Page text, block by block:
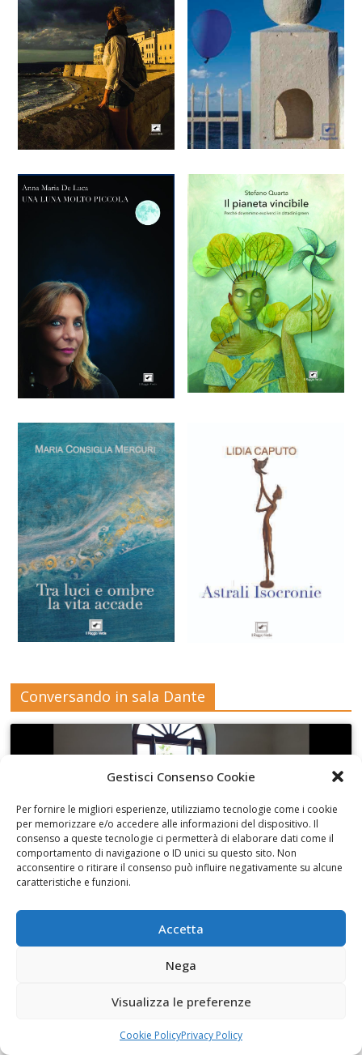
Gestisci Consenso Cookie
Per fornire le migliori esperienze, utilizziamo tecnologie come i cookie
per memorizzare e/o accedere alle informazioni del dispositivo. Il
consenso a queste tecnologie ci permetterà di elaborare dati come il
comportamento di navigazione o ID unici su questo sito. Non
acconsentire o ritirare il consenso può influire negativamente su alcune
caratteristiche e funzioni.
Accetta
Nega
Visualizza le preferenze
Cookie PolicyPrivacy Policy
Conversando in sala Dante
abilitare questo contenuto
Con Monica Albano di Libermedia
Fai clic per accettare i cookie marketing e